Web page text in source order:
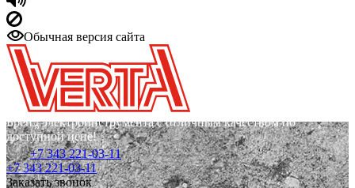
Обычная версия сайта
Бренд электроинструмента с отличным качеством по
доступной цене!
+7 343 221-03-11
+7 343 221-03-11
Заказать звонок